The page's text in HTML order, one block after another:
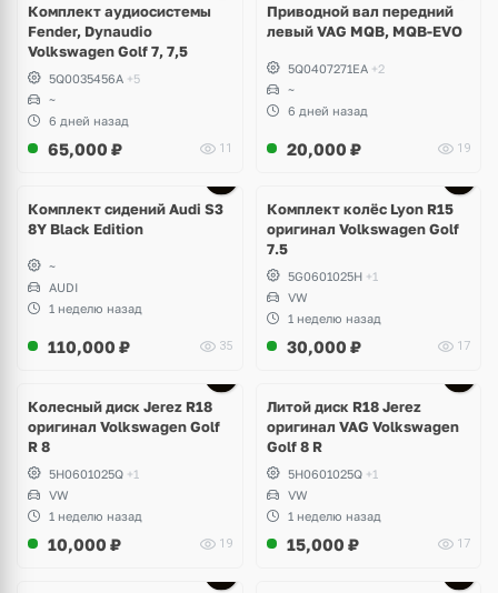
Комплект аудиосистемы
Fender, Dynaudio
Volkswagen Golf 7, 7,5
5Q0035456A +5
~
6 дней назад
65,000 ₽ 11
Приводной вал передний
левый VAG MQB, MQB-EVO
5Q0407271EA +2
~
6 дней назад
20,000 ₽ 19
Комплект сидений Audi S3
8Y Black Edition
~
AUDI
1 неделю назад
110,000 ₽ 35
Комплект колёс Lyon R15
оригинал Volkswagen Golf
7.5
5G0601025H +1
VW
1 неделю назад
30,000 ₽ 17
Колесный диск Jerez R18
оригинал Volkswagen Golf
R 8
5H0601025Q +1
VW
1 неделю назад
10,000 ₽ 19
Литой диск R18 Jerez
оригинал VAG Volkswagen
Golf 8 R
5H0601025Q +1
VW
1 неделю назад
15,000 ₽ 17